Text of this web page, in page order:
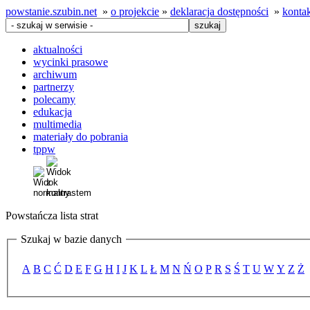
powstanie.szubin.net » o projekcie » deklaracja dostępności »
aktualności
wycinki prasowe
archiwum
partnerzy
polecamy
edukacja
multimedia
materiały do pobrania
tppw
Powstańcza lista strat
Szukaj w bazie danych
A B C Ć D E F G H I J K L Ł M N Ń O P R S Ś T U W Y Z Ż